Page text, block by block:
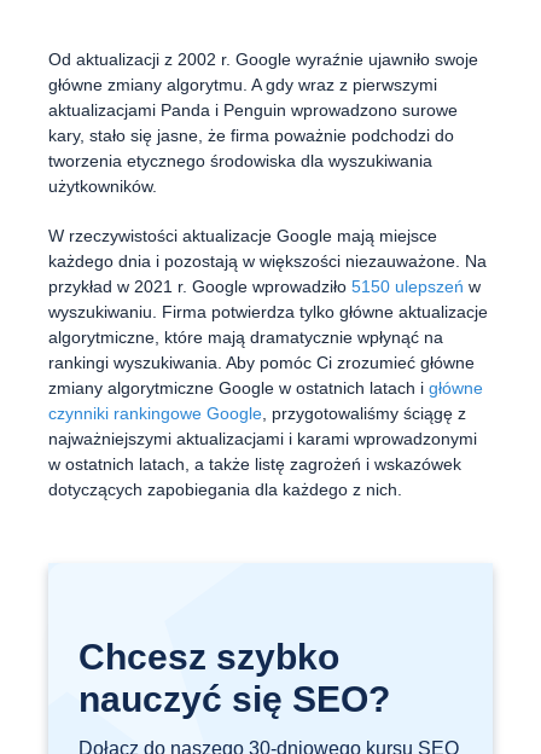
Od aktualizacji z 2002 r. Google wyraźnie ujawniło swoje
główne zmiany algorytmu. A gdy wraz z pierwszymi
aktualizacjami Panda i Penguin wprowadzono surowe
kary, stało się jasne, że firma poważnie podchodzi do
tworzenia etycznego środowiska dla wyszukiwania
użytkowników.
W rzeczywistości aktualizacje Google mają miejsce
każdego dnia i pozostają w większości niezauważone. Na
przykład w 2021 r. Google wprowadziło 5150 ulepszeń w
wyszukiwaniu. Firma potwierdza tylko główne aktualizacje
algorytmiczne, które mają dramatycznie wpłynąć na
rankingi wyszukiwania. Aby pomóc Ci zrozumieć główne
zmiany algorytmiczne Google w ostatnich latach i główne
czynniki rankingowe Google , przygotowaliśmy ściągę z
najważniejszymi aktualizacjami i karami wprowadzonymi
w ostatnich latach, a także listę zagrożeń i wskazówek
dotyczących zapobiegania dla każdego z nich.
Chcesz szybko
nauczyć się SEO?
Dołącz do naszego 30-dniowego kursu SEO